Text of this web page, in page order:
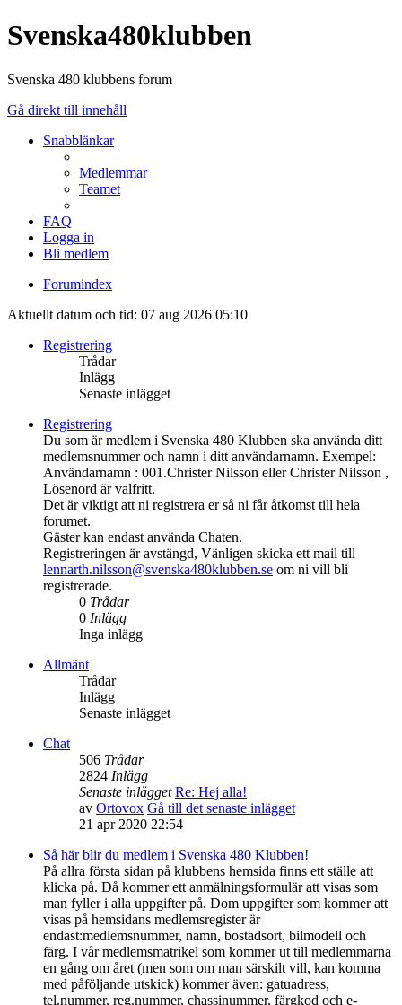
Svenska480klubben
Svenska 480 klubbens forum
Gå direkt till innehåll
Snabblänkar
Medlemmar
Teamet
FAQ
Logga in
Bli medlem
Forumindex
Aktuellt datum och tid: 07 aug 2026 05:10
Registrering
Trådar
Inlägg
Senaste inlägget
Registrering
Du som är medlem i Svenska 480 Klubben ska använda ditt
medlemsnummer och namn i ditt användarnamn. Exempel:
Användarnamn : 001.Christer Nilsson eller Christer Nilsson ,
Lösenord är valfritt.
Det är viktigt att ni registrera er så ni får åtkomst till hela
forumet.
Gäster kan endast använda Chaten.
Registreringen är avstängd, Vänligen skicka ett mail till
lennarth.nilsson@svenska480klubben.se om ni vill bli
registrerade.
0 Trådar
0 Inlägg
Inga inlägg
Allmänt
Trådar
Inlägg
Senaste inlägget
Chat
506 Trådar
2824 Inlägg
Senaste inlägget Re: Hej alla!
av Ortovox Gå till det senaste inlägget
21 apr 2020 22:54
Så här blir du medlem i Svenska 480 Klubben!
På allra första sidan på klubbens hemsida finns ett ställe att
klicka på. Då kommer ett anmälningsformulär att visas som
man fyller i alla uppgifter på. Dom uppgifter som kommer att
visas på hemsidans medlemsregister är
endast:medlemsnummer, namn, bostadsort, bilmodell och
färg. I vår medlemsmatrikel som kommer ut till medlemmarna
en gång om året (men som om man särskilt vill, kan komma
med påföljande utskick) kommer även: gatuadress,
tel.nummer, reg.nummer, chassinummer, färgkod och e-